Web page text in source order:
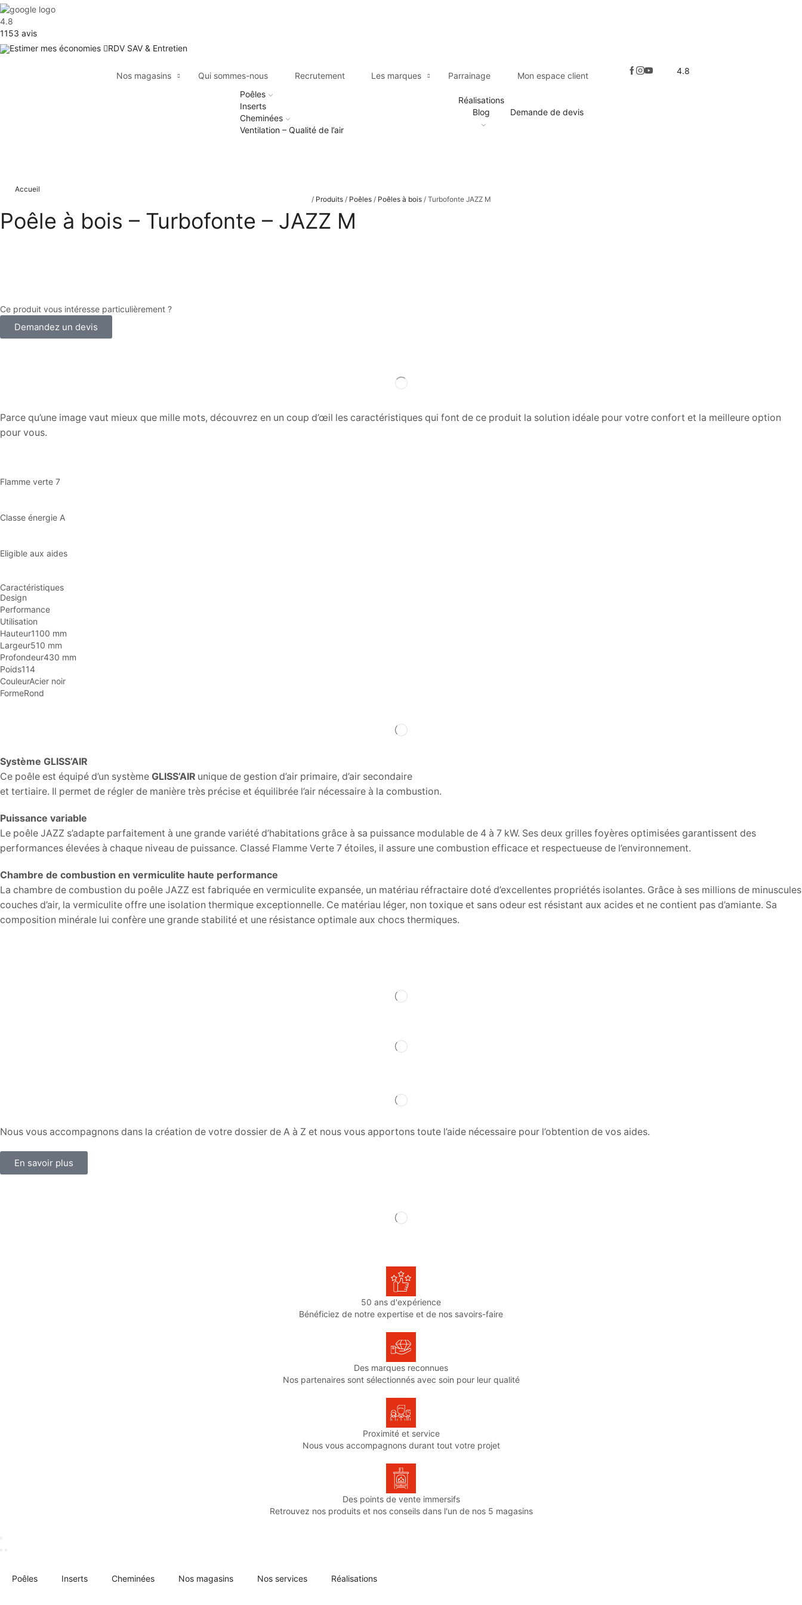
4.8
1153 avis
Estimer mes économies
RDV SAV & Entretien
Nos magasins Qui sommes-nous Recrutement Les marques Parrainage Mon espace client 4.8
Poêles
Inserts
Cheminées
Ventilation – Qualité de l’air
Réalisations
Blog
Demande de devis
Accueil
/ Produits/ Poêles/ Poêles à bois/ Turbofonte JAZZ M
Poêle à bois – Turbofonte – JAZZ M
Ce produit vous intéresse particulièrement ?
Demandez un devis
Parce qu’une image vaut mieux que mille mots, découvrez en un coup d’œil les caractéristiques qui font de ce produit la solution idéale pour votre confort et la meilleure option
pour vous.
Flamme verte 7
Classe énergie A
Eligible aux aides
Caractéristiques
Design
Performance
Utilisation
Hauteur1100 mm
Largeur510 mm
Profondeur430 mm
Poids114
CouleurAcier noir
FormeRond
Système GLISS’AIR
Ce poêle est équipé d’un système GLISS’AIR unique de gestion d’air primaire, d’air secondaire
et tertiaire. Il permet de régler de manière très précise et équilibrée l’air nécessaire à la combustion.
Puissance variable
Le poêle JAZZ s’adapte parfaitement à une grande variété d’habitations grâce à sa puissance modulable de 4 à 7 kW. Ses deux grilles foyères optimisées garantissent des
performances élevées à chaque niveau de puissance. Classé Flamme Verte 7 étoiles, il assure une combustion efficace et respectueuse de l’environnement.
Chambre de combustion en vermiculite haute performance
La chambre de combustion du poêle JAZZ est fabriquée en vermiculite expansée, un matériau réfractaire doté d’excellentes propriétés isolantes. Grâce à ses millions de minuscules
couches d’air, la vermiculite offre une isolation thermique exceptionnelle. Ce matériau léger, non toxique et sans odeur est résistant aux acides et ne contient pas d’amiante. Sa
composition minérale lui confère une grande stabilité et une résistance optimale aux chocs thermiques.
Nous vous accompagnons dans la création de votre dossier de A à Z et nous vous apportons toute l’aide nécessaire pour l’obtention de vos aides.
En savoir plus
50 ans d'expérience
Bénéficiez de notre expertise et de nos savoirs-faire
Des marques reconnues
Nos partenaires sont sélectionnés avec soin pour leur qualité
Proximité et service
Nous vous accompagnons durant tout votre projet
Des points de vente immersifs
Retrouvez nos produits et nos conseils dans l'un de nos 5 magasins
Poêles Inserts Cheminées Nos magasins Nos services Réalisations